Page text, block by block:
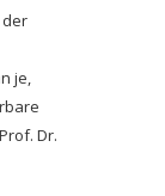
der
je,
Dr.